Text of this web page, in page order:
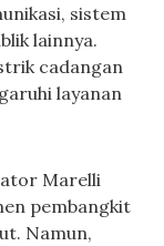
sistem
lainnya.
cadangan
layanan
Marelli
pembangkit
Namun,